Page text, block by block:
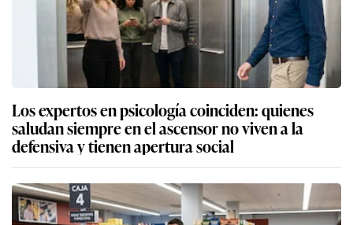
Los expertos en psicología coinciden: quienes
saludan siempre en el ascensor no viven a la
defensiva y tienen apertura social